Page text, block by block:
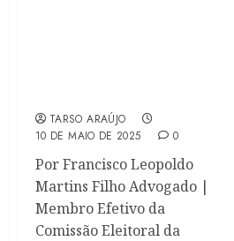
TARSO ARAÚJO
10 DE MAIO DE 2025
0
Por Francisco Leopoldo
Martins Filho Advogado |
Membro Efetivo da
Comissão Eleitoral da